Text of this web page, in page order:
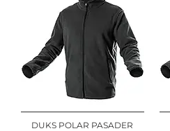
DUKS POLAR PASADER